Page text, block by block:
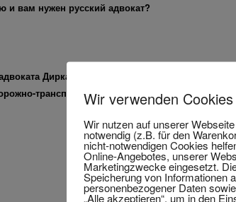
и вам нужен русский адвокат?
Дирка Твиттинга оказывает правовую
транспортном происшествии (аварии).
Wir verwenden Cookies
Wir nutzen auf unserer
notwendig (z.B. für den
nicht-notwendigen Cookies
Online-Angebotes, unserer
Marketingzwecke eingesetzt.
Speicherung von Informationen
personenbezogener Daten
„Alle akzeptieren“, um in den